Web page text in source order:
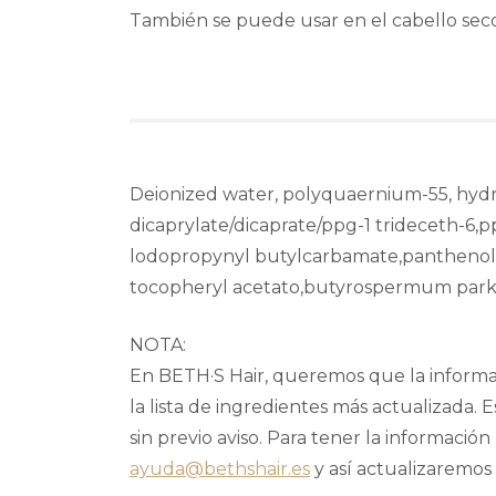
También se puede usar en el cabello
Deionized water, polyquaernium-55,
dicaprylate/dicaprate/ppg-1 trideceth-
lodopropynyl
tocopheryl acetato,butyrospermum
NOTA:
En BETH·S Hair, queremos que la
la lista de ingredientes más
sin previo aviso. Para tener la
ayuda@bethshair.es y así